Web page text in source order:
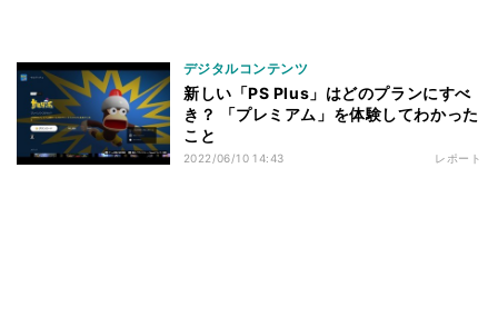
デジタルコンテンツ
新しい「PS Plus」はどのプランにすべ
き？ 「プレミアム」を体験してわかった
こと
2022/06/10 14:43 レポート